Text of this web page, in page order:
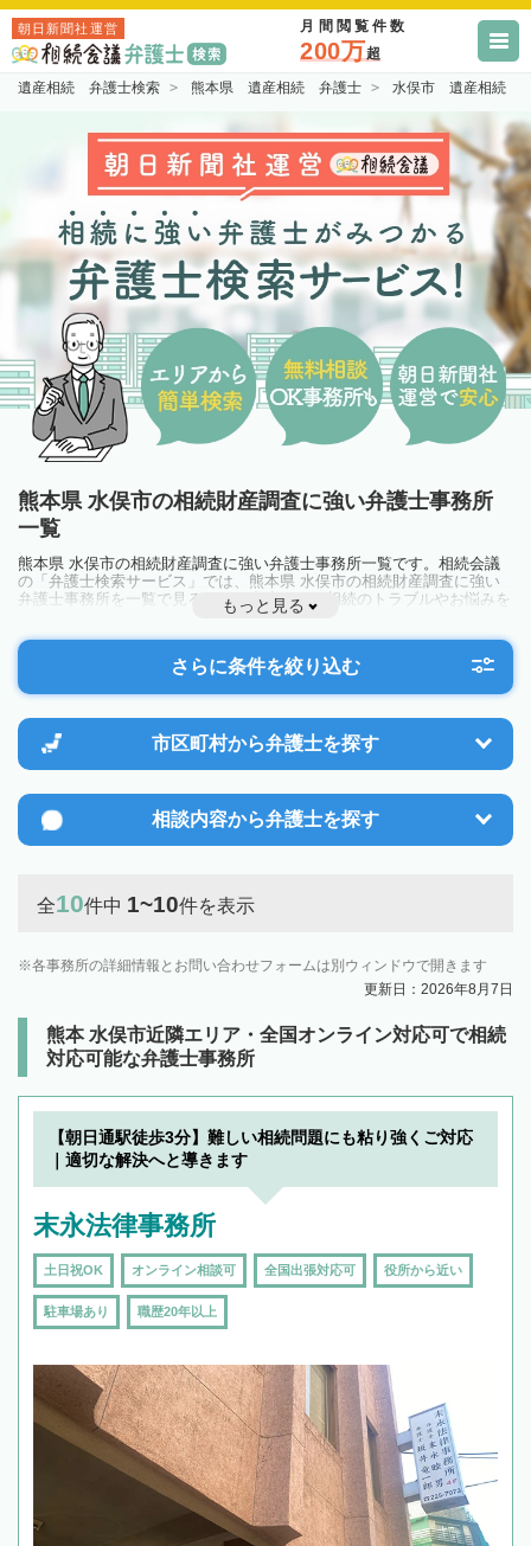
朝日新聞社運営 月間閲覧件数
200万超
遺産相続 弁護士検索 熊本県 遺産相続 弁護士 水俣市 遺産相続
熊本県 水俣市の相続財産調査に強い弁護士事務所
一覧
熊本県 水俣市の相続財産調査に強い弁護士事務所一覧です。相続会議
の「弁護士検索サービス」では、熊本県 水俣市の相続財産調査に強い
弁護士事務所を一覧で見ることが出来ます。相続のトラブルやお悩みを
抱えている方は一度近隣の弁護士に相談してみましょう。
もっと見る
さらに条件を絞り込む
市区町村から弁護士を探す
相談内容から弁護士を探す
全10件中 1~10件を表示
各事務所の詳細情報とお問い合わせフォームは別ウィンドウで開きます
更新日：2026年8月7日
熊本 水俣市近隣エリア・全国オンライン対応可で相続
対応可能な弁護士事務所
【朝日通駅徒歩3分】難しい相続問題にも粘り強くご対応
｜適切な解決へと導きます
末永法律事務所
土日祝OK オンライン相談可 全国出張対応可 役所から近い
駐車場あり 職歴20年以上